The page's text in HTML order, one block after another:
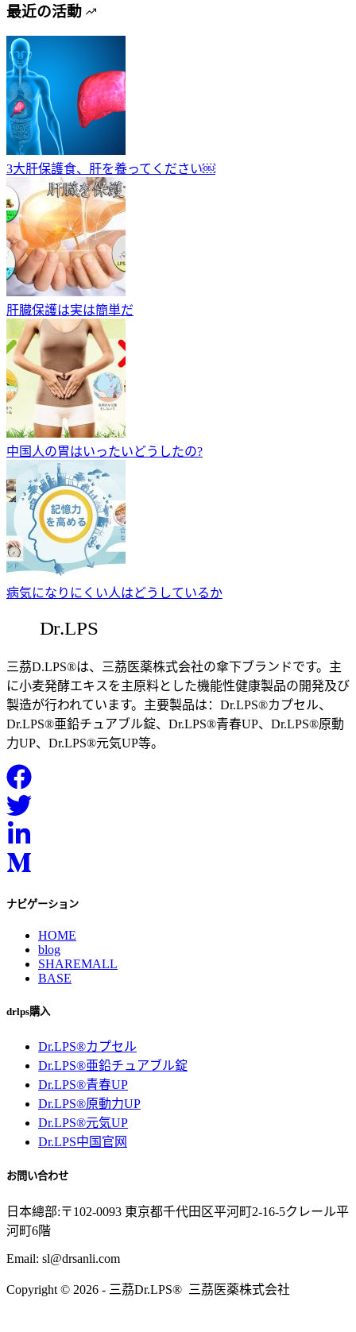
最近の活動
3大肝保護食、肝を養ってください￼
肝臓保護は実は簡単だ
中国人の胃はいったいどうしたの?
病気になりにくい人はどうしているか
三茘D.LPS®は、三茘医薬株式会社の傘下ブランドです。主
に小麦発酵エキスを主原料とした機能性健康製品の開発及び
製造が行われています。主要製品は：Dr.LPS®カプセル、
Dr.LPS®亜鉛チュアブル錠、Dr.LPS®青春UP、Dr.LPS®原動
力UP、Dr.LPS®元気UP等。
ナビゲーション
HOME
blog
SHAREMALL
BASE
drlps購入
Dr.LPS®カプセル
Dr.LPS®亜鉛チュアブル錠
Dr.LPS®青春UP
Dr.LPS®原動力UP
Dr.LPS®元気UP
Dr.LPS中国官网
お問い合わせ
日本總部:〒102-0093 東京都千代田区平河町2-16-5クレール平
河町6階
Email: sl@drsanli.com
Copyright © 2026 - 三茘Dr.LPS® 三茘医薬株式会社